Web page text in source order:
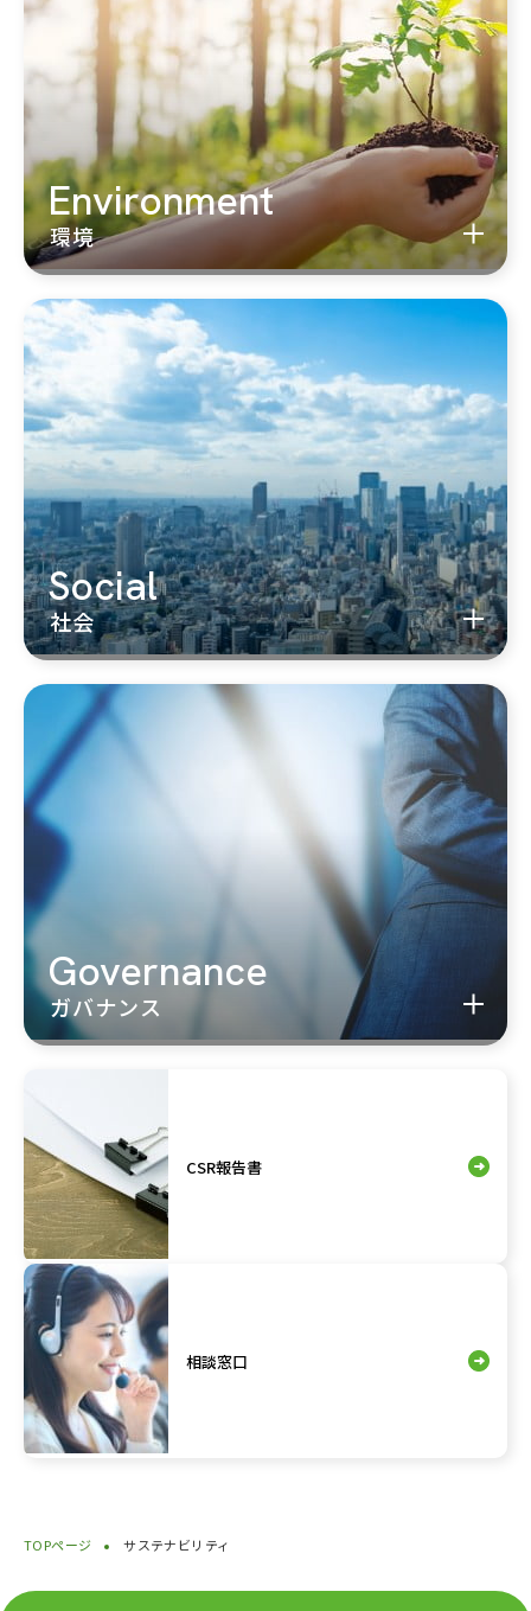
Environment
環境
Social
社会
Governance
ガバナンス
CSR報告書
相談窓口
TOPページ サステナビリティ